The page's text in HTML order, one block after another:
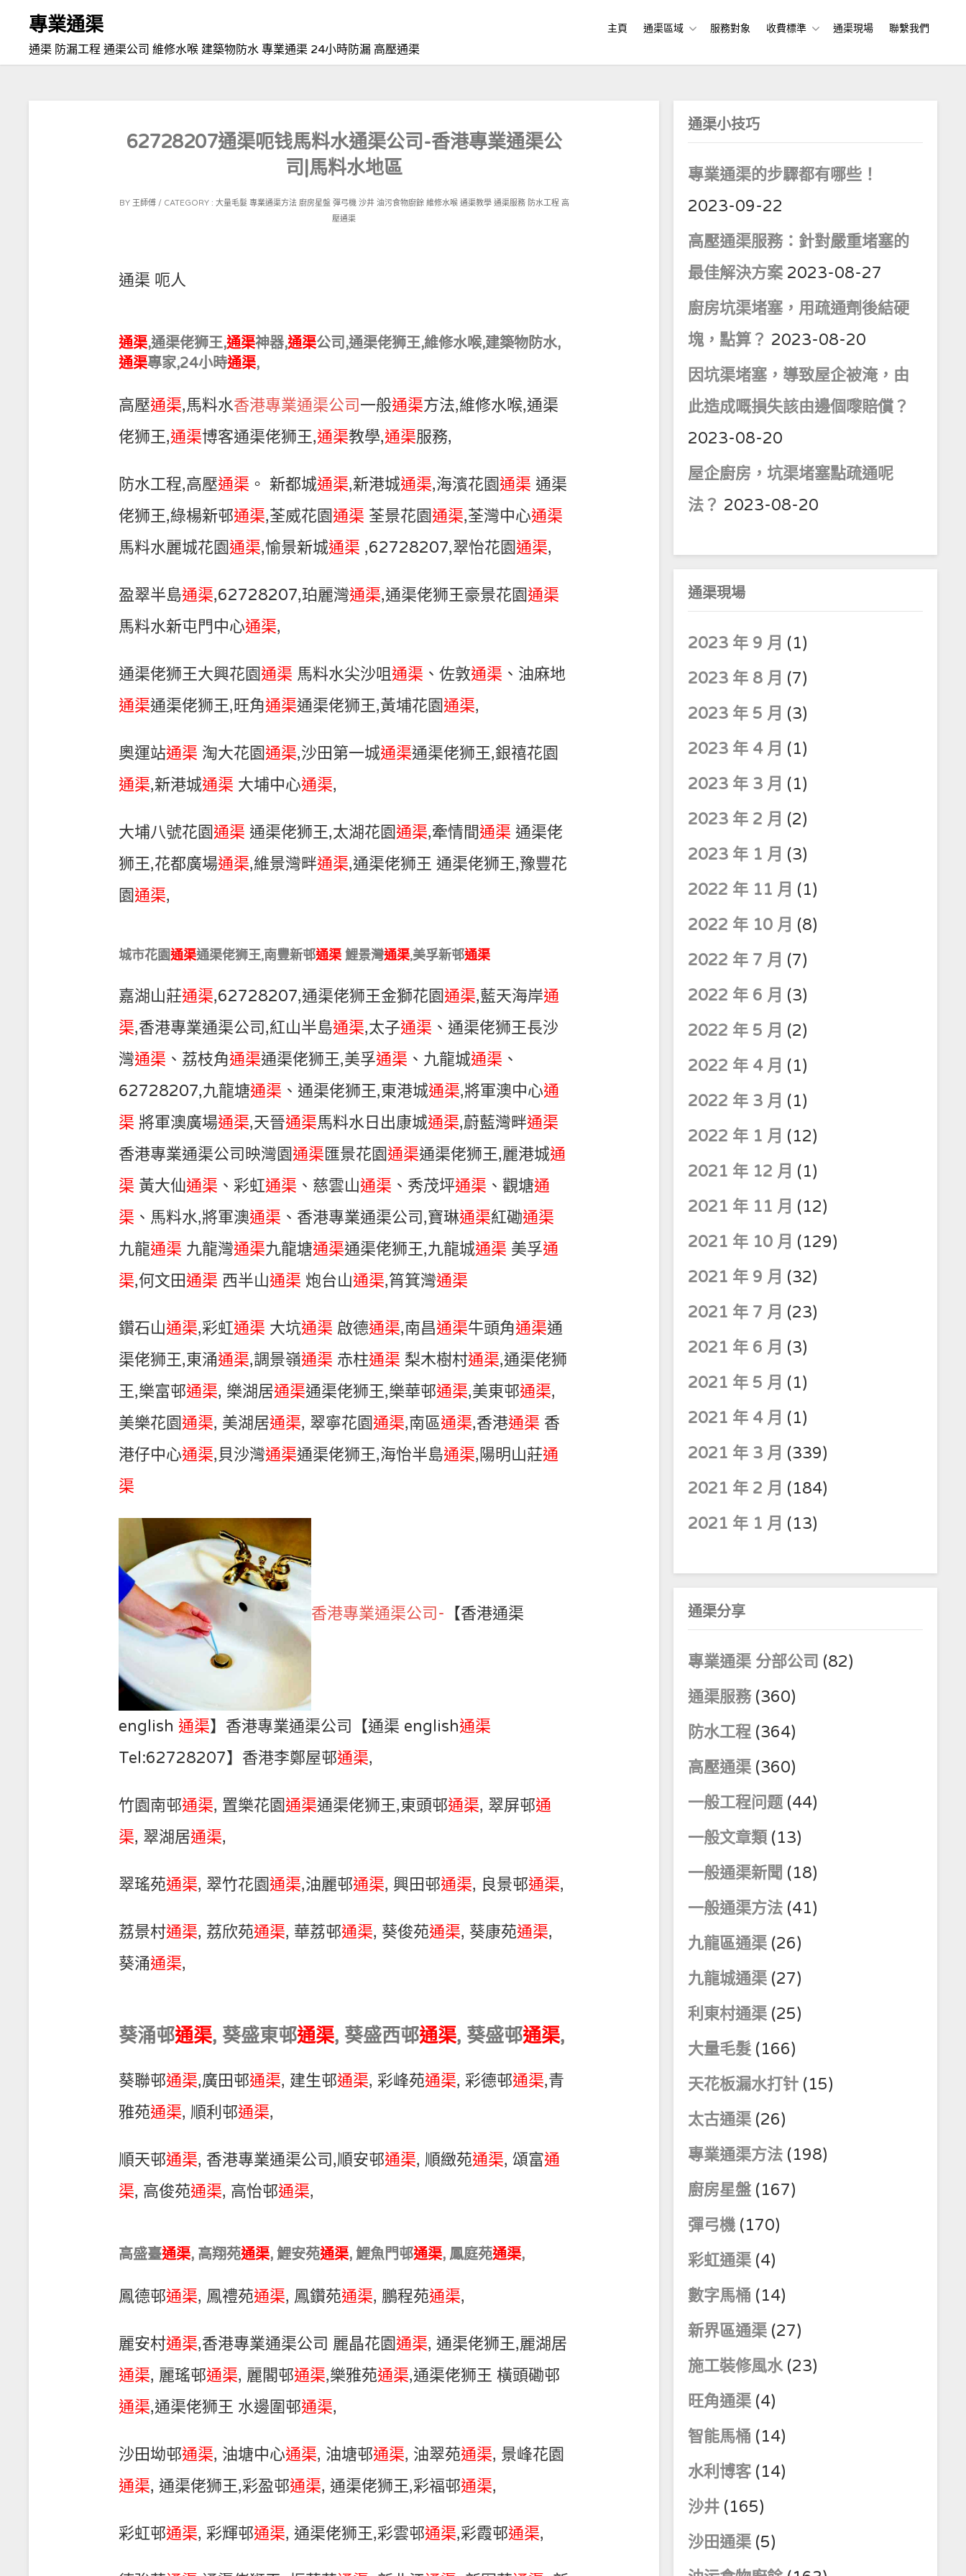
Skip專業通渠
通渠 防漏工程 通渠公司 維修水喉 建築物防水 專業通渠 24小時防漏 高壓通渠
主頁 通渠區域 服務對象 收費標準 通渠現場 聯繫我們
62728207通渠呃钱馬料水通渠公司-香港專業通渠公
司|馬料水地區
BY 王師傅
POSTED
CATEGORY : 大量毛髮 專業通渠方法 廚房星盤 彈弓機 沙井 油污食物廚餘 維修水喉 通渠教學 通渠服務 防水工程 高
壓通渠
通渠 呃人
通渠,通渠佬狮王,通渠神器,通渠公司,通渠佬狮王,維修水喉,建築物防水,
通渠專家,24小時通渠,
高壓通渠,馬料水香港專業通渠公司一般通渠方法,維修水喉,通渠
佬狮王,通渠博客通渠佬狮王,通渠教學,通渠服務,
防水工程,高壓通渠 。 新都城通渠,新港城通渠,海濱花園通渠 通渠
佬狮王,綠楊新邨通渠,荃威花園通渠 荃景花園通渠,荃灣中心通渠
馬料水麗城花園通渠,愉景新城通渠 ,62728207,翠怡花園通渠,
盈翠半島通渠,62728207,珀麗灣通渠,通渠佬狮王豪景花園通渠
馬料水新屯門中心通渠,
通渠佬狮王大興花園通渠 馬料水尖沙咀通渠 、佐敦通渠 、油麻地
通渠通渠佬狮王,旺角通渠通渠佬狮王,黃埔花園通渠,
奧運站通渠 淘大花園通渠,沙田第一城通渠通渠佬狮王,銀禧花園
通渠,新港城通渠 大埔中心通渠,
大埔八號花園通渠 通渠佬狮王,太湖花園通渠,牽情間通渠 通渠佬
狮王,花都廣場通渠,維景灣畔通渠,通渠佬狮王 通渠佬狮王,豫豐花
園通渠,
城市花園通渠通渠佬狮王,南豐新邨通渠 鯉景灣通渠,美孚新邨通渠
嘉湖山莊通渠,62728207,通渠佬狮王金獅花園通渠,藍天海岸通
渠,香港專業通渠公司,紅山半島通渠,太子通渠 、通渠佬狮王長沙
灣通渠 、荔枝角通渠通渠佬狮王,美孚通渠 、九龍城通渠 、
62728207,九龍塘通渠 、通渠佬狮王,東港城通渠,將軍澳中心通
渠 將軍澳廣場通渠,天晉通渠馬料水日出康城通渠,蔚藍灣畔通渠
香港專業通渠公司映灣園通渠匯景花園通渠通渠佬狮王,麗港城通
渠 黃大仙通渠 、彩虹通渠 、慈雲山通渠 、秀茂坪通渠 、觀塘通
渠 、馬料水,將軍澳通渠 、香港專業通渠公司,寶琳通渠紅磡通渠
九龍通渠 九龍灣通渠九龍塘通渠通渠佬狮王,九龍城通渠 美孚通
渠,何文田通渠 西半山通渠 炮台山通渠,筲箕灣通渠
鑽石山通渠,彩虹通渠 大坑通渠 啟德通渠,南昌通渠牛頭角通渠通
渠佬狮王,東涌通渠,調景嶺通渠 赤柱通渠 梨木樹村通渠,通渠佬狮
王,樂富邨通渠, 樂湖居通渠通渠佬狮王,樂華邨通渠,美東邨通渠,
美樂花園通渠, 美湖居通渠, 翠寧花園通渠,南區通渠,香港通渠 香
港仔中心通渠,貝沙灣通渠通渠佬狮王,海怡半島通渠,陽明山莊通
渠
香港專業通渠公司- 【香港通渠
english 通渠】香港專業通渠公司【通渠 english通渠
Tel:62728207】香港李鄭屋邨通渠,
竹園南邨通渠, 置樂花園通渠通渠佬狮王,東頭邨通渠, 翠屏邨通
渠, 翠湖居通渠,
翠瑤苑通渠, 翠竹花園通渠,油麗邨通渠, 興田邨通渠, 良景邨通渠,
荔景村通渠, 荔欣苑通渠, 華荔邨通渠, 葵俊苑通渠, 葵康苑通渠,
葵涌通渠,
葵涌邨通渠, 葵盛東邨通渠, 葵盛西邨通渠, 葵盛邨通渠,
葵聯邨通渠,廣田邨通渠, 建生邨通渠, 彩峰苑通渠, 彩德邨通渠,青
雅苑通渠, 順利邨通渠,
順天邨通渠, 香港專業通渠公司,順安邨通渠, 順緻苑通渠, 頌富通
渠, 高俊苑通渠, 高怡邨通渠,
高盛臺通渠, 高翔苑通渠, 鯉安苑通渠, 鯉魚門邨通渠, 鳳庭苑通渠,
鳳德邨通渠, 鳳禮苑通渠, 鳳鑽苑通渠, 鵬程苑通渠,
麗安村通渠,香港專業通渠公司 麗晶花園通渠, 通渠佬狮王,麗湖居
通渠, 麗瑤邨通渠, 麗閣邨通渠,樂雅苑通渠,通渠佬狮王 橫頭磡邨
通渠,通渠佬狮王 水邊圍邨通渠,
沙田坳邨通渠, 油塘中心通渠, 油塘邨通渠, 油翠苑通渠, 景峰花園
通渠, 通渠佬狮王,彩盈邨通渠, 通渠佬狮王,彩福邨通渠,
彩虹邨通渠, 彩輝邨通渠, 通渠佬狮王,彩雲邨通渠,彩霞邨通渠,
通渠小技巧
專業通渠的步驟都有哪些！
2023-09-22
高壓通渠服務：針對嚴重堵塞的
最佳解決方案 2023-08-27
廚房坑渠堵塞，用疏通劑後結硬
塊，點算？ 2023-08-20
因坑渠堵塞，導致屋企被淹，由
此造成嘅損失該由邊個嚟賠償？
2023-08-20
屋企廚房，坑渠堵塞點疏通呢
法？ 2023-08-20
通渠現場
2023 年 9 月 (1)
2023 年 8 月 (7)
2023 年 5 月 (3)
2023 年 4 月 (1)
2023 年 3 月 (1)
2023 年 2 月 (2)
2023 年 1 月 (3)
2022 年 11 月 (1)
2022 年 10 月 (8)
2022 年 7 月 (7)
2022 年 6 月 (3)
2022 年 5 月 (2)
2022 年 4 月 (1)
2022 年 3 月 (1)
2022 年 1 月 (12)
2021 年 12 月 (1)
2021 年 11 月 (12)
2021 年 10 月 (129)
2021 年 9 月 (32)
2021 年 7 月 (23)
2021 年 6 月 (3)
2021 年 5 月 (1)
2021 年 4 月 (1)
2021 年 3 月 (339)
2021 年 2 月 (184)
2021 年 1 月 (13)
通渠分享
專業通渠 分部公司 (82)
通渠服務 (360)
防水工程 (364)
高壓通渠 (360)
一般工程问题 (44)
一般文章類 (13)
一般通渠新聞 (18)
一般通渠方法 (41)
九龍區通渠 (26)
九龍城通渠 (27)
利東村通渠 (25)
大量毛髮 (166)
天花板漏水打针 (15)
太古通渠 (26)
專業通渠方法 (198)
廚房星盤 (167)
彈弓機 (170)
彩虹通渠 (4)
數字馬桶 (14)
新界區通渠 (27)
施工裝修風水(23)
旺角通渠 (4)
智能馬桶 (14)
水利博客(14)
沙井 (165)
沙田通渠 (5)